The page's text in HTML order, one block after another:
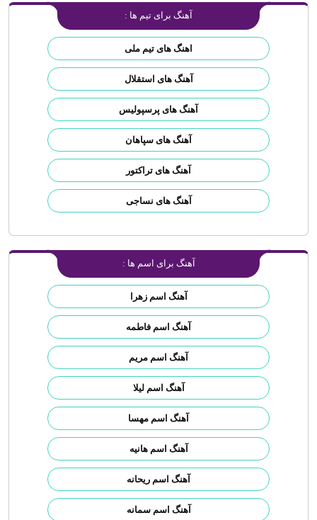
آهنگ برای تیم ها :
اهنگ های تیم ملی
آهنگ های استقلال
آهنگ های پرسپولیس
آهنگ های سپاهان
آهنگ های تراکتور
آهنگ های نساجی
آهنگ برای اسم ها :
آهنگ اسم زهرا
آهنگ اسم فاطمه
آهنگ اسم مریم
آهنگ اسم لیلا
آهنگ اسم مهسا
آهنگ اسم هانیه
آهنگ اسم ریحانه
آهنگ اسم سمانه